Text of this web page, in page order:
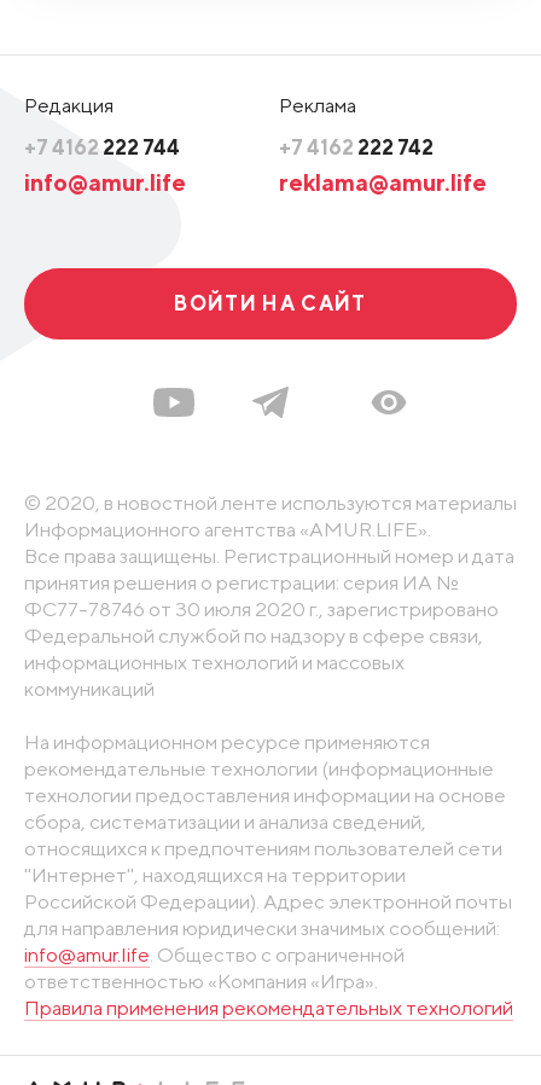
Редакция
+7 4162 222 744
info@amur.life
Реклама
+7 4162 222 742
reklama@amur.life
ВОЙТИ НА САЙТ
© 2020, в новостной ленте используются материалы
Информационного агентства «AMUR.LIFE».
Все права защищены. Регистрационный номер и дата
принятия решения о регистрации: серия ИА №
ФС77-78746 от 30 июля 2020 г., зарегистрировано
Федеральной службой по надзору в сфере связи,
информационных технологий и массовых
коммуникаций
На информационном ресурсе применяются
рекомендательные технологии (информационные
технологии предоставления информации на основе
сбора, систематизации и анализа сведений,
относящихся к предпочтениям пользователей сети
"Интернет", находящихся на территории
Российской Федерации). Адрес электронной почты
для направления юридически значимых сообщений:
info@amur.life. Общество с ограниченной
ответственностью «Компания «Игра».
Правила применения рекомендательных технологий